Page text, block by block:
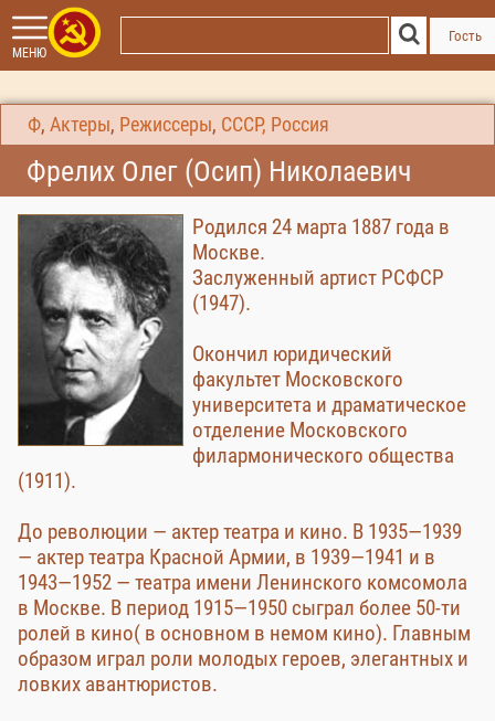
МЕНЮ
Гость
Ф, Актеры, Режиссеры, СССР, Россия
Фрелих Олег (Осип) Николаевич
Родился 24 марта 1887 года в
Москве.
Заслуженный артист РСФСР
(1947).
Окончил юридический
факультет Московского
университета и драматическое
отделение Московского
филармонического общества
(1911).
До революции — актер театра и кино. В 1935—1939
— актер театра Красной Армии, в 1939—1941 и в
1943—1952 — театра имени Ленинского комсомола
в Москве. В период 1915—1950 сыграл более 50-ти
ролей в кино( в основном в немом кино). Главным
образом играл роли молодых героев, элегантных и
ловких авантюристов.